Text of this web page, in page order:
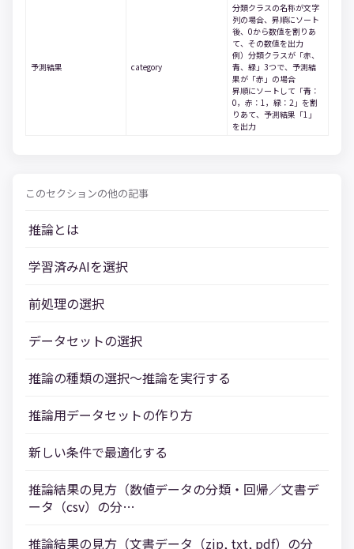
このセクションの他の記事
推論とは
学習済みAIを選択
前処理の選択
データセットの選択
推論の種類の選択～推論を実行する
推論用データセットの作り方
新しい条件で最適化する
推論結果の見方（数値データの分類・回帰／文書デ
ータ（csv）の分…
推論結果の見方（文書データ（zip, txt, pdf）の分
予測結果 category
分類クラスの名称が文字
列の場合、昇順にソート
後、0から数値を割りあ
て、その数値を出力
例）分類クラスが「赤、
青、緑」3つで、予測結
果が「赤」の場合
昇順にソートして「青：
0，赤：1，緑：2」を割
りあて、予測結果「1」
を出力